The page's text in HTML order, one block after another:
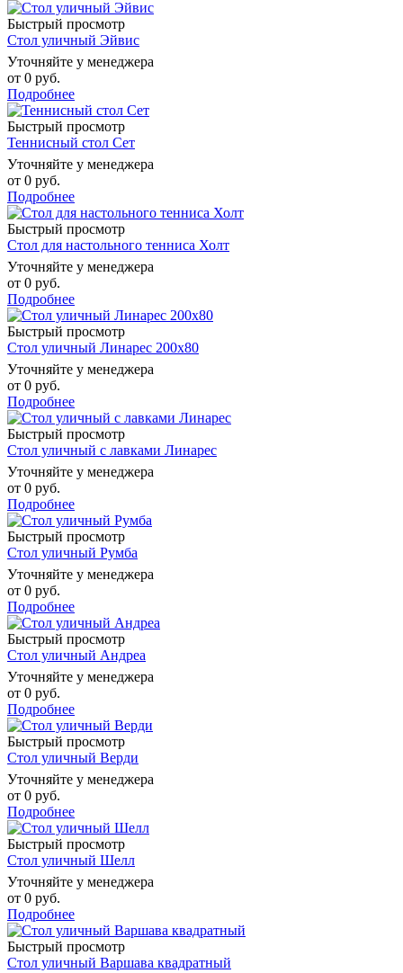
Быстрый просмотр
Стол уличный Эйвис
Уточняйте у менеджера
от 0 руб.
Подробнее
Быстрый просмотр
Теннисный стол Сет
Уточняйте у менеджера
от 0 руб.
Подробнее
Быстрый просмотр
Стол для настольного тенниса Холт
Уточняйте у менеджера
от 0 руб.
Подробнее
Быстрый просмотр
Стол уличный Линарес 200х80
Уточняйте у менеджера
от 0 руб.
Подробнее
Быстрый просмотр
Стол уличный с лавками Линарес
Уточняйте у менеджера
от 0 руб.
Подробнее
Быстрый просмотр
Стол уличный Румба
Уточняйте у менеджера
от 0 руб.
Подробнее
Быстрый просмотр
Стол уличный Андреа
Уточняйте у менеджера
от 0 руб.
Подробнее
Быстрый просмотр
Стол уличный Верди
Уточняйте у менеджера
от 0 руб.
Подробнее
Быстрый просмотр
Стол уличный Шелл
Уточняйте у менеджера
от 0 руб.
Подробнее
Быстрый просмотр
Стол уличный Варшава квадратный